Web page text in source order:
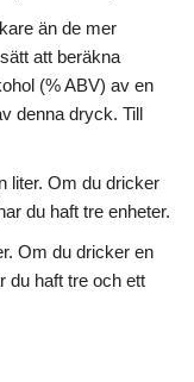
än de mer
att beräkna
(% ABV) av en
denna dryck. Till
liter. Om du dricker
du haft tre enheter.
Om du dricker en
du haft tre och ett